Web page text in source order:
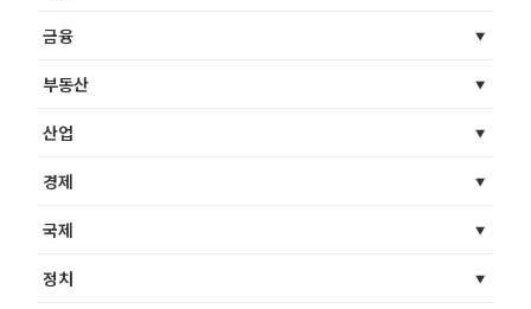
금융
부동산
산업
경제
국제
정치